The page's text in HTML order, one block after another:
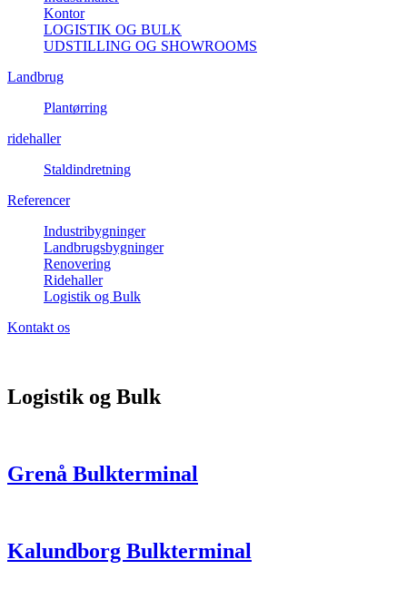
Kontor
LOGISTIK OG BULK
UDSTILLING OG SHOWROOMS
Landbrug
Plantørring
ridehaller
Staldindretning
Referencer
Industribygninger
Landbrugsbygninger
Renovering
Ridehaller
Logistik og Bulk
Kontakt os
Logistik og Bulk
Grenå Bulkterminal
Kalundborg Bulkterminal